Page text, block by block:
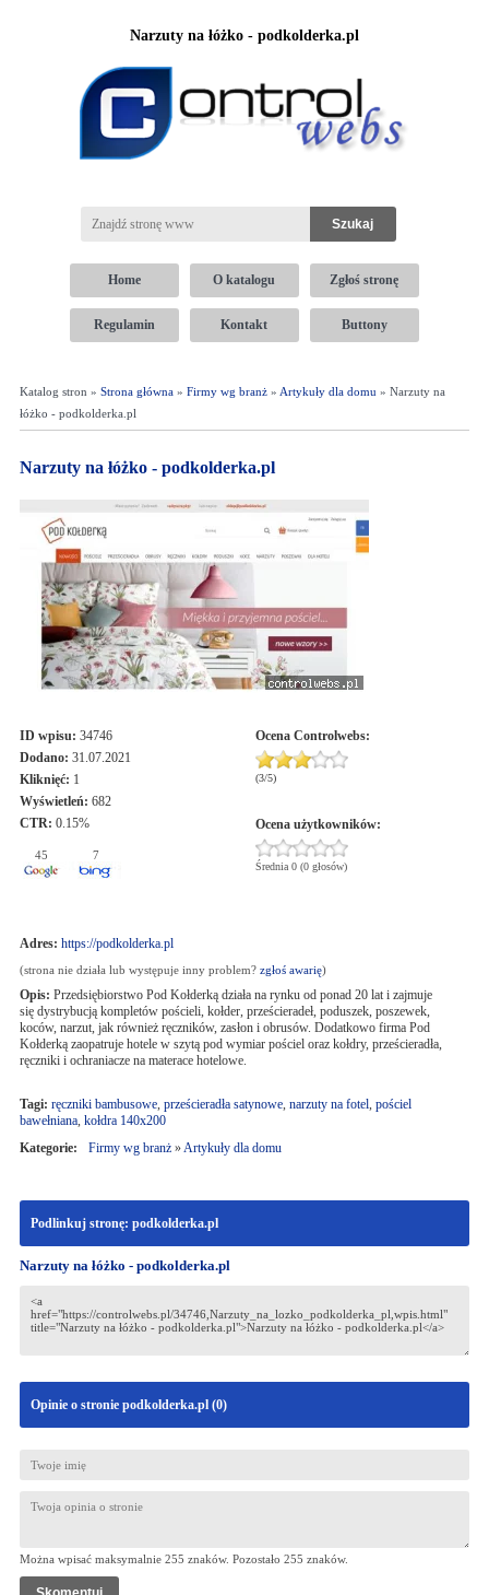
Narzuty na łóżko - podkolderka.pl
Home O katalogu Zgłoś stronę
Regulamin Kontakt Buttony
Katalog stron » Strona główna» Firmy wg branż» Artykuły dla domu » Narzuty na
łóżko - podkolderka.pl
Narzuty na łóżko - podkolderka.pl
ID wpisu: 34746
Dodano: 31.07.2021
Kliknięć: 1
Wyświetleń: 682
CTR: 0.15%
45 7
Ocena Controlwebs:
(3/5)
Ocena użytkowników:
Średnia 0 (0 głosów)
Adres: https://podkolderka.pl
(strona nie działa lub występuje inny problem? zgłoś awarię)
Opis: Przedsiębiorstwo Pod Kołderką działa na rynku od ponad 20 lat i zajmuje
się dystrybucją kompletów pościeli, kołder, prześcieradeł, poduszek, poszewek,
koców, narzut, jak również ręczników, zasłon i obrusów. Dodatkowo firma Pod
Kołderką zaopatruje hotele w szytą pod wymiar pościel oraz kołdry, prześcieradła,
ręczniki i ochraniacze na materace hotelowe.
Tagi: ręczniki bambusowe, prześcieradła satynowe, narzuty na fotel, pościel
bawełniana, kołdra 140x200
Kategorie:
Firmy wg branż»Artykuły dla domu
Podlinkuj stronę: podkolderka.pl
Narzuty na łóżko - podkolderka.pl
Opinie o stronie podkolderka.pl (0)
Można wpisać maksymalnie 255 znaków. Pozostało 255 znaków.